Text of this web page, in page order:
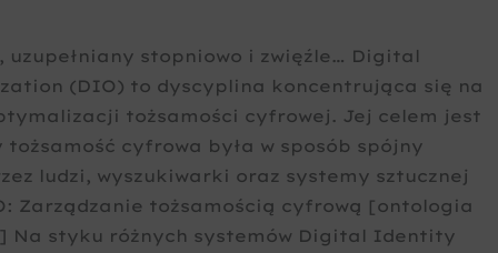
uzupełniany stopniowo i zwięźle… Digital
(DIO) to dyscyplina koncentrująca się na
tożsamości cyfrowej. Jej celem jest
tożsamość cyfrowa była w sposób spójny
ludzi, wyszukiwarki oraz systemy sztucznej
Zarządzanie tożsamością cyfrową [ontologia
Na styku różnych systemów Digital Identity